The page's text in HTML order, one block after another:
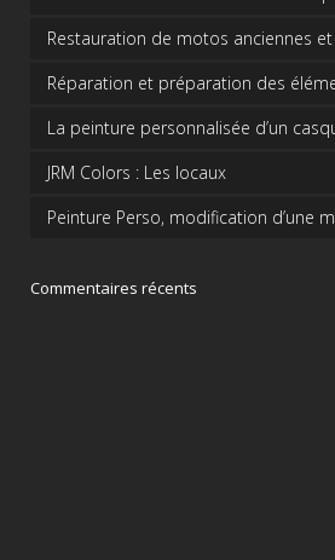
Restauration de motos anciennes
Réparation et préparation des
La peinture personnalisée d’un
JRM Colors : Les locaux
Peinture Perso, modification d’une
Commentaires récents